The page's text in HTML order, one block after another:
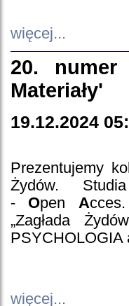
więcej...
20. numer
Materiały'
19.12.2024
Prezentujemy
Żydów.
- Open A
„Zagłada
PSYCHOLOGIA
więcej...